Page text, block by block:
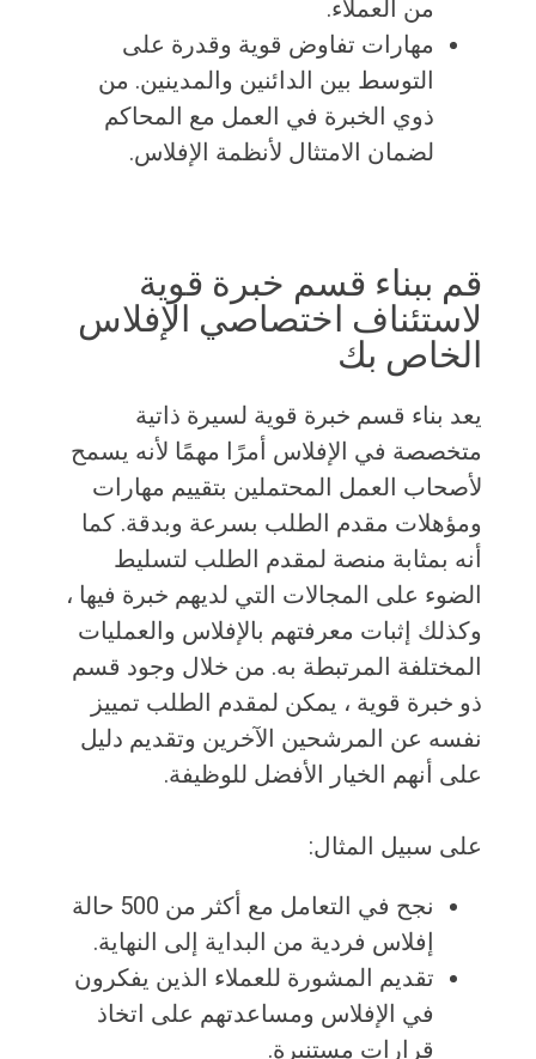
من العملاء.
مهارات تفاوض قوية وقدرة على
التوسط بين الدائنين والمدينين. من
ذوي الخبرة في العمل مع المحاكم
لضمان الامتثال لأنظمة الإفلاس.
قم ببناء قسم خبرة قوية
لاستئناف اختصاصي الإفلاس
الخاص بك
يعد بناء قسم خبرة قوية لسيرة ذاتية
متخصصة في الإفلاس أمرًا مهمًا لأنه يسمح
لأصحاب العمل المحتملين بتقييم مهارات
ومؤهلات مقدم الطلب بسرعة وبدقة. كما
أنه بمثابة منصة لمقدم الطلب لتسليط
الضوء على المجالات التي لديهم خبرة فيها ،
وكذلك إثبات معرفتهم بالإفلاس والعمليات
المختلفة المرتبطة به. من خلال وجود قسم
ذو خبرة قوية ، يمكن لمقدم الطلب تمييز
نفسه عن المرشحين الآخرين وتقديم دليل
على أنهم الخيار الأفضل للوظيفة.
على سبيل المثال:
نجح في التعامل مع أكثر من 500 حالة
إفلاس فردية من البداية إلى النهاية.
تقديم المشورة للعملاء الذين يفكرون
في الإفلاس ومساعدتهم على اتخاذ
قرارات مستنيرة.